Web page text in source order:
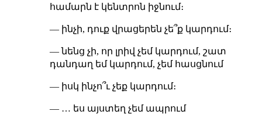
համարն է կենտրոն իջնում։
— ինչի, դուք վրացերեն չե՞ք կարդում։
— նենց չի, որ լրիվ չեմ կարդում, շատ
դանդաղ եմ կարդում, չեմ հասցնում
— իսկ ինչո՞ւ չեք կարդում։
— … ես այստեղ չեմ ապրում